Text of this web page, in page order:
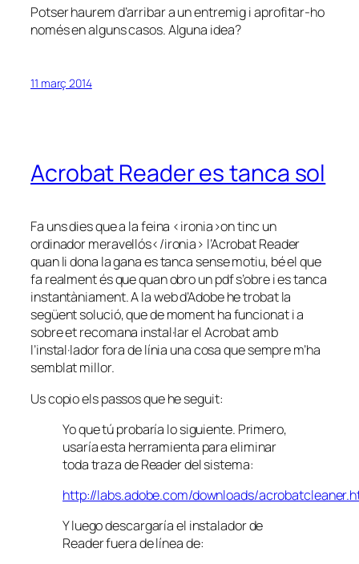
Potser haurem d’arribar a un entremig i aprofitar-ho
només en alguns casos. Alguna idea?
11 març 2014
Acrobat Reader es tanca sol
Fa uns dies que a la feina <ironia>on tinc un
ordinador meravellós</ironia> l’Acrobat Reader
quan li dona la gana es tanca sense motiu, bé el que
fa realment és que quan obro un pdf s’obre i es tanca
instantàniament. A la web d’Adobe he trobat la
següent solució, que de moment ha funcionat i a
sobre et recomana instal·lar el Acrobat amb
l’instal·lador fora de línia una cosa que sempre m’ha
semblat millor.
Us copio els passos que he seguit:
Yo que tú probaría lo siguiente. Primero,
usaría esta herramienta para eliminar
toda traza de Reader del sistema:
http://labs.adobe.com/downloads/
Y luego descargaría el instalador de
Reader fuera de línea de: